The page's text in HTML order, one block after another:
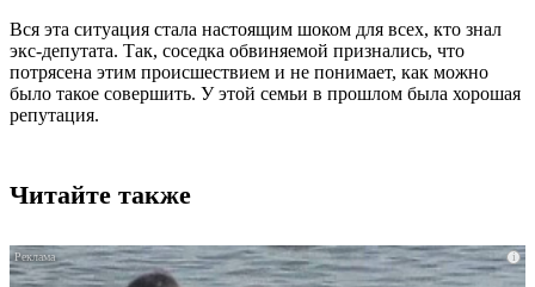
Вся эта ситуация стала настоящим шоком для всех, кто знал
экс-депутата. Так, соседка обвиняемой признались, что
потрясена этим происшествием и не понимает, как можно
было такое совершить. У этой семьи в прошлом была хорошая
репутация.
Читайте также
i